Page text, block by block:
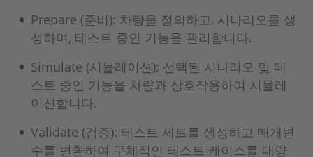
Prepare (준비): 차량을 정의하고, 시나리오를 생
성하며, 테스트 중인 기능을 관리합니다.
Simulate (시뮬레이션): 선택된 시나리오 및 테
스트 중인 기능을 차량과 상호작용하여 시뮬레
이션합니다.
Validate (검증): 테스트 세트를 생성하고 매개변
수를 변환하여 구체적인 테스트 케이스를 대량